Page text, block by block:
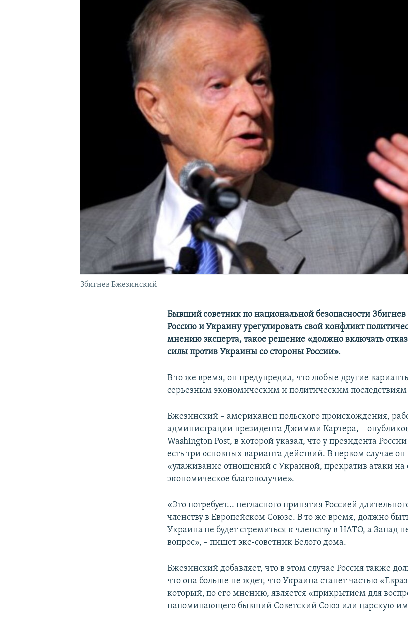
Збигнев Бжезинский
Бывший советник по национальной безопасности
Россию и Украину урегулировать свой конфликт
мнению эксперта, такое решение «должно включать отказ
силы против Украины со стороны России».
В то же время, он предупредил, что любые другие
серьезным экономическим и политическим последствиям
Бжезинский – американец польского происхождения,
администрации президента Джимми Картера, –
Washington Post, в которой указал, что у президента
есть три основных варианта действий. В первом случае
«улаживание отношений с Украиной, прекратив атаки на
экономическое благополучие».
«Это потребует... негласного принятия Россией
членству в Европейском Союзе. В то же время, должно
Украина не будет стремиться к членству в НАТО, а Запад
вопрос», – пишет экс-советник Белого дома.
Бжезинский добавляет, что в этом случае Россия также
что она больше не ждет, что Украина станет частью
который, по его мнению, является «прикрытием для
напоминающего бывший Советский Союз или царскую